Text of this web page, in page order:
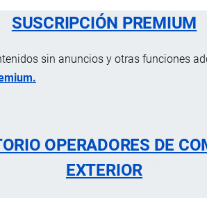
SUSCRIPCIÓN PREMIUM
sin anuncios y otras funciones
OPERADORES DE
EXTERIOR
rígida no termo-
porImportaciones …, 23 Diciembre, 2024
de lámina de PVC rígido con